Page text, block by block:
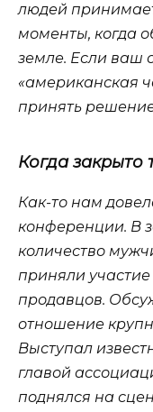
людей
моменты, когда
земле. Если ваш
«американская
принять
Когда закрыто
Как-то нам
конференции. В
количество
приняли
продавцов.
отношение
Выступал
главой
поднялся на